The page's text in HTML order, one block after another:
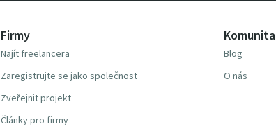
Firmy
Najít freelancera
Zaregistrujte se jako společnost
Zveřejnit projekt
Články pro firmy
Komunita
Blog
O nás